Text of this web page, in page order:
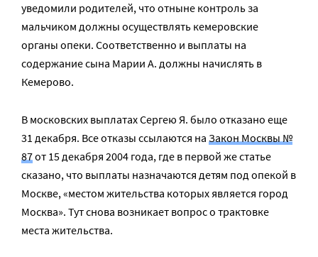
уведомили родителей, что отныне контроль за
мальчиком должны осуществлять кемеровские
органы опеки. Соответственно и выплаты на
содержание сына Марии А. должны начислять в
Кемерово.
В московских выплатах Сергею Я. было отказано еще
31 декабря. Все отказы ссылаются на Закон Москвы №
87от 15 декабря 2004 года, где в первой же статье
сказано, что выплаты назначаются детям под опекой в
Москве, «местом жительства которых является город
Москва». Тут снова возникает вопрос о трактовке
места жительства.